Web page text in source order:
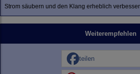
Strom säubern und den Klang erheblich
Weiterempfehlen
teilen